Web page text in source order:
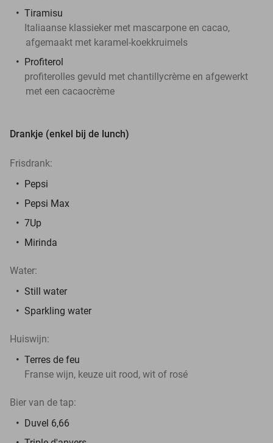
Tiramisu
Italiaanse klassieker met mascarpone en cacao,
afgemaakt met karamel-koekkruimels
Profiterol
profiterolles gevuld met chantillycrème en afgewerkt
met een cacaocrème
Drankje (enkel bij de lunch)
Frisdrank:
Pepsi
Pepsi Max
7Up
Mirinda
Water:
Still water
Sparkling water
Huiswijn:
Terres de feu
Franse wijn, keuze uit rood, wit of rosé
Bier van de tap:
Duvel 6,66